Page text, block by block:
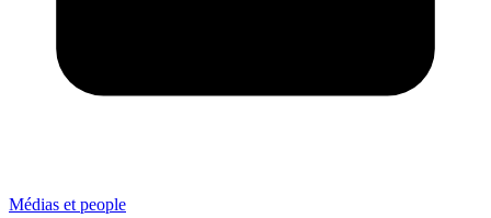
Médias et people